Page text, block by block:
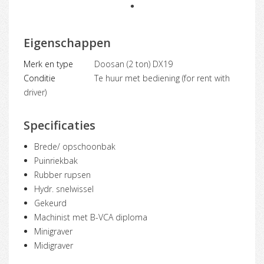
1
Eigenschappen
Merk en type
Doosan (2 ton) DX19
Conditie
Te huur met bediening (for rent with
driver)
Specificaties
Brede/ opschoonbak
Puinriekbak
Rubber rupsen
Hydr. snelwissel
Gekeurd
Machinist met B-VCA diploma
Minigraver
Midigraver